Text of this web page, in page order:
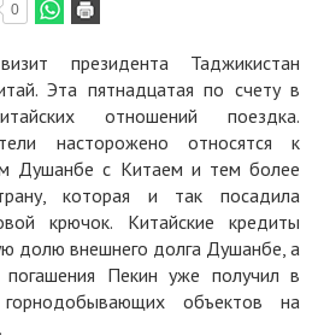
0
президента Таджикистан
Эта пятнадцатая по счету в
отношений поездка.
насторожено относятся к
Душанбе с Китаем и тем более
которая и так посадила
крючок. Китайские кредиты
долю внешнего долга Душанбе, а
погашения Пекин уже получил в
горнодобывающих объектов на